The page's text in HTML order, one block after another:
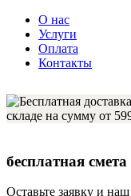
О нас
Услуги
Оплата
Контакты
бесплатная
Оставьте заявку и